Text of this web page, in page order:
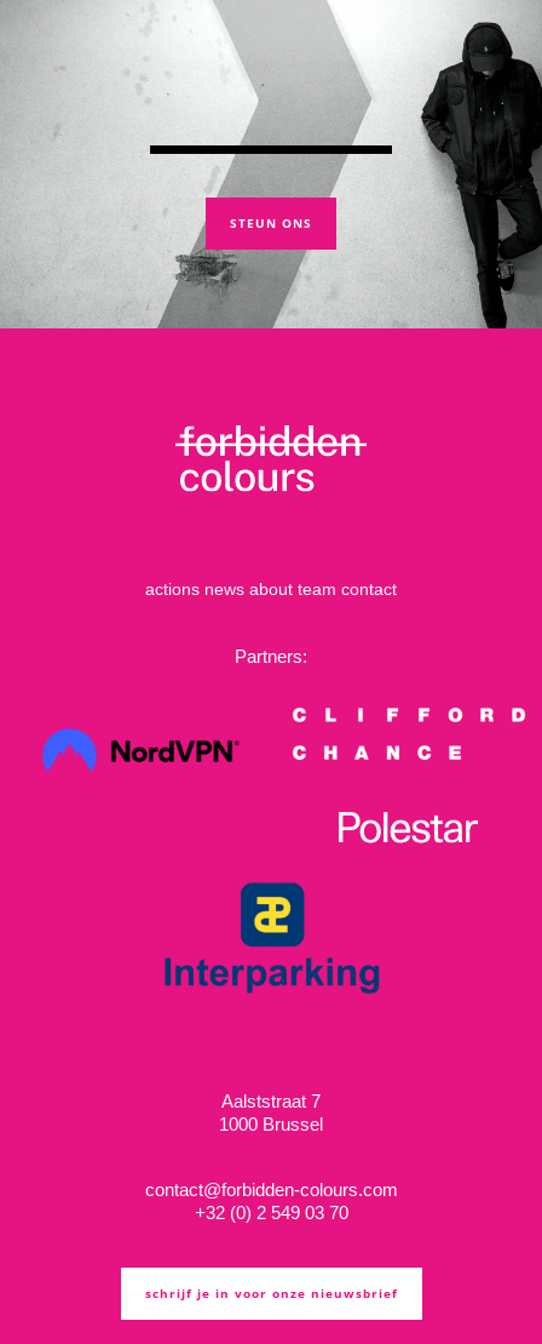
STEUN ONS
actions news about team contact
Partners:
Aalststraat 7
1000 Brussel
contact@forbidden-colours.com
+32 (0) 2 549 03 70
schrijf je in voor onze nieuwsbrief